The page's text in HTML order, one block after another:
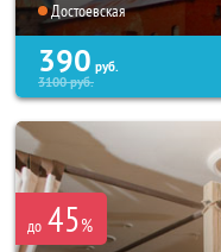
Достоевская
390 руб.
3100руб.
до 45%